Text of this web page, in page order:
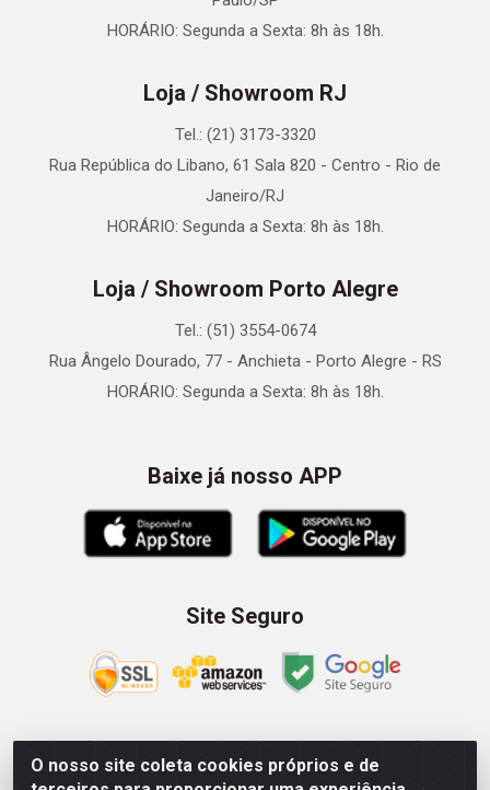
O nosso site coleta cookies próprios e de
HORÁRIO: Segunda a Sexta: 8h às 18h.
Loja / Showroom RJ
Tel.: (21) 3173-3320
Rua República do Libano, 61 Sala 820 - Centro - Rio de
Janeiro/RJ
HORÁRIO: Segunda a Sexta: 8h às 18h.
Loja / Showroom Porto Alegre
Tel.: (51) 3554-0674
Rua Ângelo Dourado, 77 - Anchieta - Porto Alegre - RS
HORÁRIO: Segunda a Sexta: 8h às 18h.
Baixe já nosso APP
Site Seguro
Zein Importação e Comércio LTDA - Av. Senador Queiróz, 274